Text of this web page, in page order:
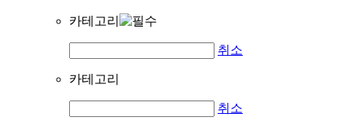
카테고리
취소
카테고리
취소